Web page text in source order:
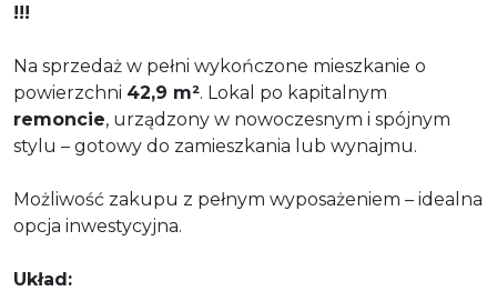
!!!
Na sprzedaż w pełni wykończone mieszkanie o
powierzchni 42,9 m². Lokal po kapitalnym
remoncie, urządzony w nowoczesnym i spójnym
stylu – gotowy do zamieszkania lub wynajmu.
Możliwość zakupu z pełnym wyposażeniem – idealna
opcja inwestycyjna.
Układ: